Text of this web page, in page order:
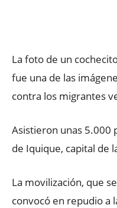
La foto de un
fue una de las
contra los migrantes
Asistieron unas 5.000
de Iquique, capital de
La movilización, que
convocó en repudio a